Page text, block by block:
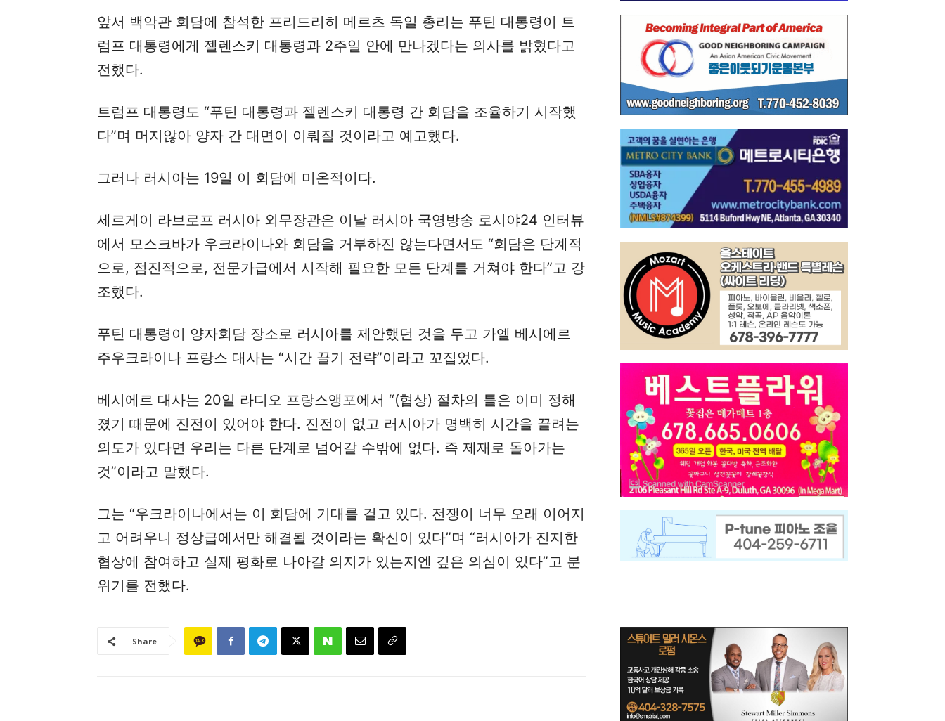
앞서 백악관 회담에 참석한 프리드리히 메르츠 독일 총리는 푸틴 대통령이 트
럼프 대통령에게 젤렌스키 대통령과 2주일 안에 만나겠다는 의사를 밝혔다고
전했다.
트럼프 대통령도 “푸틴 대통령과 젤렌스키 대통령 간 회담을 조율하기 시작했
다”며 머지않아 양자 간 대면이 이뤄질 것이라고 예고했다.
그러나 러시아는 19일 이 회담에 미온적이다.
세르게이 라브로프 러시아 외무장관은 이날 러시아 국영방송 로시야24 인터뷰
에서 모스크바가 우크라이나와 회담을 거부하진 않는다면서도 “회담은 단계적
으로, 점진적으로, 전문가급에서 시작해 필요한 모든 단계를 거쳐야 한다”고 강
조했다.
푸틴 대통령이 양자회담 장소로 러시아를 제안했던 것을 두고 가엘 베시에르
주우크라이나 프랑스 대사는 “시간 끌기 전략”이라고 꼬집었다.
베시에르 대사는 20일 라디오 프랑스앵포에서 “(협상) 절차의 틀은 이미 정해
졌기 때문에 진전이 있어야 한다. 진전이 없고 러시아가 명백히 시간을 끌려는
의도가 있다면 우리는 다른 단계로 넘어갈 수밖에 없다. 즉 제재로 돌아가는
것”이라고 말했다.
그는 “우크라이나에서는 이 회담에 기대를 걸고 있다. 전쟁이 너무 오래 이어지
고 어려우니 정상급에서만 해결될 것이라는 확신이 있다”며 “러시아가 진지한
협상에 참여하고 실제 평화로 나아갈 의지가 있는지엔 깊은 의심이 있다”고 분
위기를 전했다.
Share